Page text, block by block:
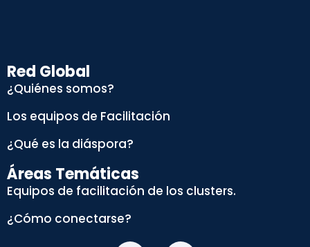
Red Global
¿Quiénes somos?
Los equipos de Facilitación
¿Qué es la diáspora?
Áreas Temáticas
Equipos de facilitación de los clusters.
¿Cómo conectarse?